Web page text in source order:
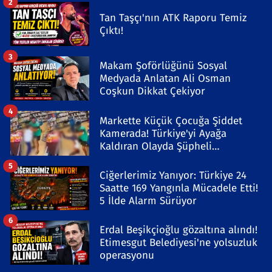
Tan Taşçı'nın ATK Raporu Temiz
Çıktı!
Makam Şoförlüğünü Sosyal
Medyada Anlatan Ali Osman
Coşkun Dikkat Çekiyor
3
Markette Küçük Çocuğa Şiddet
Kamerada! Türkiye'yi Ayağa
Kaldıran Olayda Şüpheli
4
Ciğerlerimiz Yanıyor: Türkiye 24
Saatte 169 Yangınla Mücadele Etti!
5 İlde Alarm Sürüyor
5
Erdal Beşikçioğlu gözaltına alındı!
Etimesgut Belediyesi'ne yolsuzluk
operasyonu
6